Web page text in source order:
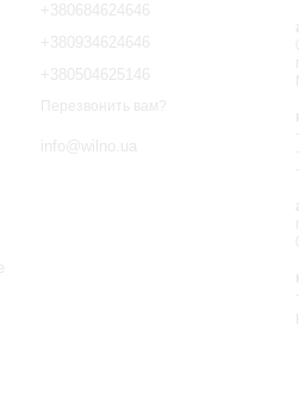
+380684624646
+380934624646
+380504625146
Перезвонить вам?
info@wilno.ua